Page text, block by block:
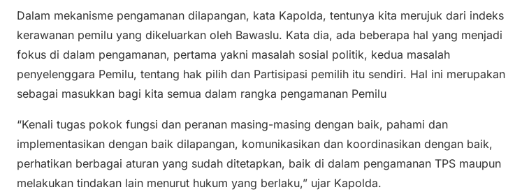
Dalam mekanisme pengamanan dilapangan, kata Kapolda, tentunya kita merujuk dari indeks
kerawanan pemilu yang dikeluarkan oleh Bawaslu. Kata dia, ada beberapa hal yang menjadi
fokus di dalam pengamanan, pertama yakni masalah sosial politik, kedua masalah
penyelenggara Pemilu, tentang hak pilih dan Partisipasi pemilih itu sendiri. Hal ini merupakan
sebagai masukkan bagi kita semua dalam rangka pengamanan Pemilu
“Kenali tugas pokok fungsi dan peranan masing-masing dengan baik, pahami dan
implementasikan dengan baik dilapangan, komunikasikan dan koordinasikan dengan baik,
perhatikan berbagai aturan yang sudah ditetapkan, baik di dalam pengamanan TPS maupun
melakukan tindakan lain menurut hukum yang berlaku,” ujar Kapolda.